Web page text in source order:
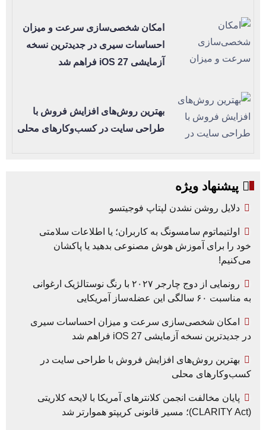
امکان شخصی‌سازی سرعت و میزان
احساسات سیری در جدیدترین نسخه
آزمایشی iOS 27 فراهم شد
بهترین روش‌های افزایش فروش با
طراحی سایت در کسب‌وکارهای محلی
پیشنهاد ویژه
دلایل روشن نشدن لپتاپ فوجیتسو
اولتیماتوم سامسونگ به کاربران؛ یا اطلاعات سلامتی
خود را برای آموزش هوش مصنوعی بدهید یا پاکشان
می‌کنیم!
رونمایی از دوج چارجر ۲۰۲۷ با رنگ نوستالژیک ارغوانی
به مناسبت ۶۰ سالگی این عضله‌ساز آمریکایی
امکان شخصی‌سازی سرعت و میزان احساسات سیری
در جدیدترین نسخه آزمایشی iOS 27 فراهم شد
بهترین روش‌های افزایش فروش با طراحی سایت در
کسب‌وکارهای محلی
پایان مخالفت انجمن کلانترهای آمریکا با لایحه کلاریتی
(CLARITY Act)؛ مسیر قانونی کریپتو هموارتر شد